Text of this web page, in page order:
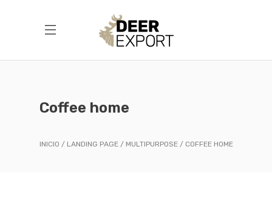
Coffee home
INICIO LANDING PAGE MULTIPURPOSE COFFEE HOME